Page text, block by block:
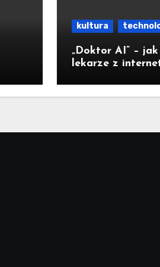
kultura
„Doktor AI” – jak
lekarze z
medyczną